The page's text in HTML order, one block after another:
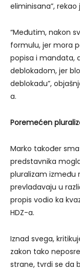
eliminisana”,
“Međutim, nakon
formulu, jer mora
popisa i mandata,
deblokadom, jer
deblokadu”,
a.
Poremećen
Marko također
predstavnika
pluralizam između
prevladavaju u
propis vodio ka
HDZ-a.
Iznad svega,
zakon tako
strane, tvrdi se da